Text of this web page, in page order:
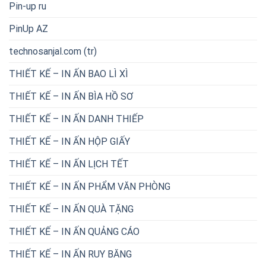
Pin-up ru
PinUp AZ
technosanjal.com (tr)
THIẾT KẾ – IN ẤN BAO LÌ XÌ
THIẾT KẾ – IN ẤN BÌA HỒ SƠ
THIẾT KẾ – IN ẤN DANH THIẾP
THIẾT KẾ – IN ẤN HỘP GIẤY
THIẾT KẾ – IN ẤN LỊCH TẾT
THIẾT KẾ – IN ẤN PHẨM VĂN PHÒNG
THIẾT KẾ – IN ẤN QUÀ TẶNG
THIẾT KẾ – IN ẤN QUẢNG CÁO
THIẾT KẾ – IN ẤN RUY BĂNG